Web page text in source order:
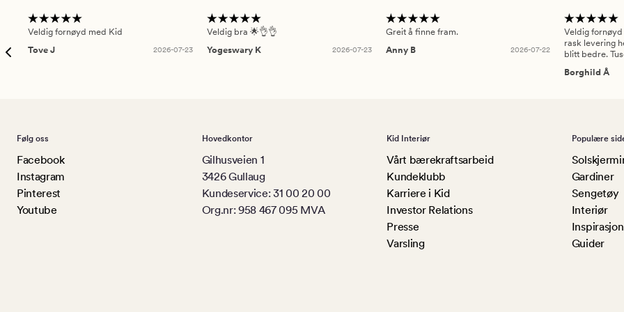
Veldig fornøyd med Kid
Tove J
2026-07-23
Veldig bra 🌟👌👌
Yogeswary K
2026-07-23
Greit å finne fram.
Anny B
2026-07-22
Veldig
rask levering
blitt bedre.
Borghild Å
Følg oss
Facebook
Instagram
Pinterest
Youtube
Hovedkontor
Gilhusveien 1
3426 Gullaug
Kundeservice: 31 00 20 00
Org.nr: 958 467 095 MVA
Kid Interiør
Vårt bærekraftsarbeid
Kundeklubb
Karriere i Kid
Investor Relations
Presse
Varsling
Populære
Gardiner
Sengetøy
Interiør
Inspirasjon
Guider